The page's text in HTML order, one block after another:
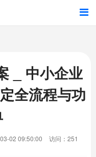
_ 中小企业
全流程与功
02 09:50:00 访问：251